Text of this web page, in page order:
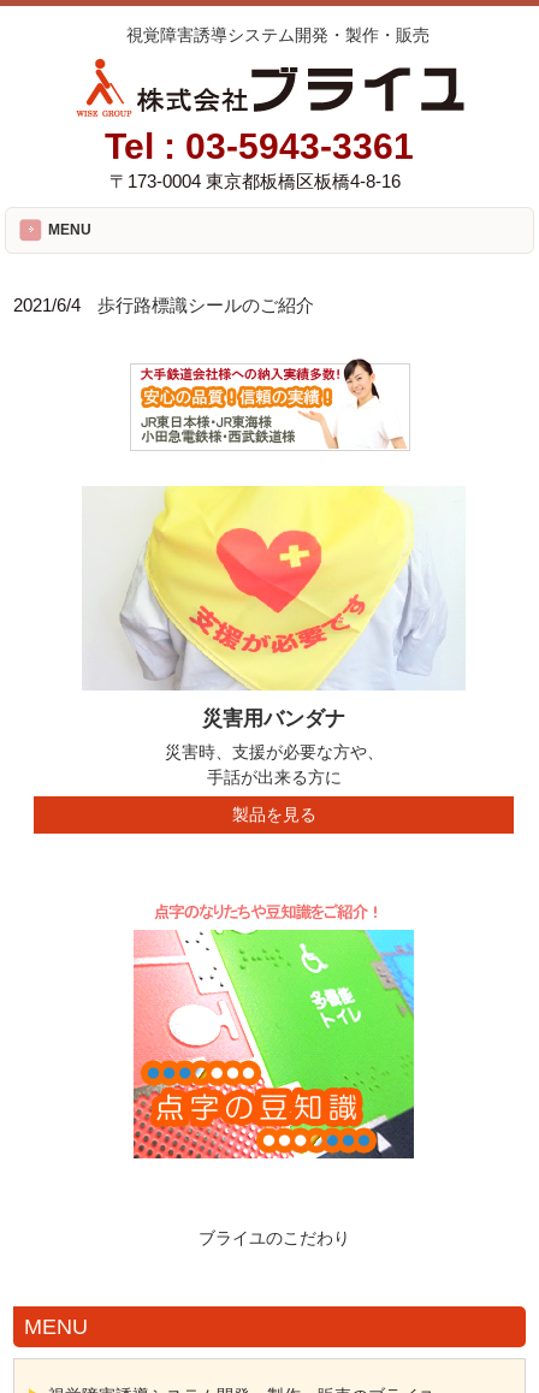
視覚障害誘導システム開発・製作・販売
Tel : 03-5943-3361
〒173-0004 東京都板橋区板橋4-8-16
MENU
2021/6/4 歩行路標識シールのご紹介
災害用バンダナ
災害時、支援が必要な方や、
手話が出来る方に
製品を見る
ブライユのこだわり
MENU